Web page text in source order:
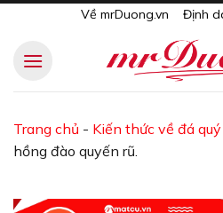
content
Về mrDuong.vn Định
Trang chủ - Kiến thức về đá quý
hồng đào quyến rũ.